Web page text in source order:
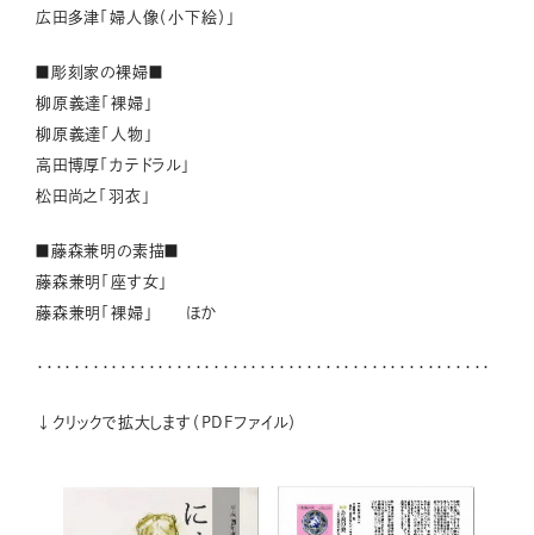
広田多津「婦人像（小下絵）」
■彫刻家の裸婦■
柳原義達「裸婦」
柳原義達「人物」
高田博厚「カテドラル」
松田尚之「羽衣」
■藤森兼明の素描■
藤森兼明「座す女」
藤森兼明「裸婦」 ほか
・・・・・・・・・・・・・・・・・・・・・・・・・・・・・・・・・・・・・・・・・・・・・・・・・
↓クリックで拡大します（PDFファイル）